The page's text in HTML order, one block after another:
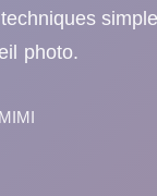
photo.